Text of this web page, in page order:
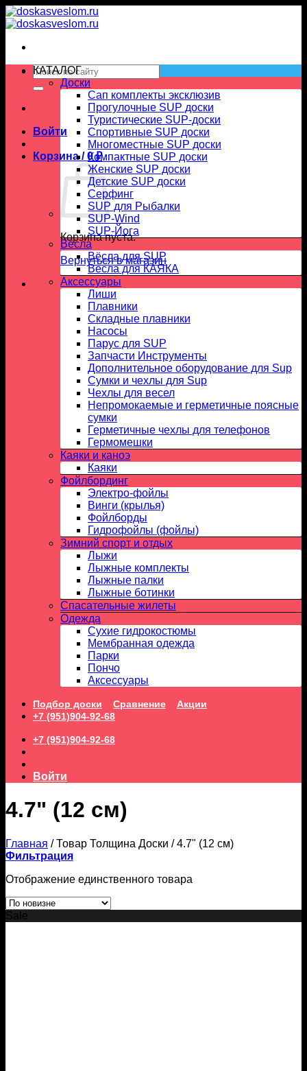
Skip
to
Искать:
Войти
Корзина /0₽
Корзина пуста.
Вернуться в магазин
КАТАЛОГ
Доски
Сап комплекты эксклюзив
Прогулочные SUP доски
Туристические SUP-доски
Спортивные SUP доски
Многоместные SUP доски
Компактные SUP доски
Женские SUP доски
Детские SUP доски
Серфинг
SUP для Рыбалки
SUP-Wind
SUP-Йога
Вёсла
Вёсла для SUP
Весла для КАЯКА
Аксессуары
Лиши
Плавники
Складные плавники
Насосы
Парус для SUP
Запчасти Инструменты
Дополнительное оборудование для Sup
Сумки и чехлы для Sup
Чехлы для весел
Непромокаемые и герметичные поясные
сумки
Герметичные чехлы для телефонов
Гермомешки
Каяки и каноэ
Каяки
Фойлбординг
Электро-фойлы
Винги (крылья)
Фойлборды
Гидрофойлы (фойлы)
Зимний спорт и отдых
Лыжи
Лыжные комплекты
Лыжные палки
Лыжные ботинки
Спасательные жилеты
Одежда
Сухие гидрокостюмы
Мембранная одежда
Парки
Пончо
Аксессуары
Подбор доски Сравнение
Акции
+7 (951)904-92-68
+7 (951)904-92-68
Войти
4.7" (12 см)
Главная /Товар Толщина Доски /4.7" (12 см)
Фильтрация
Отображение единственного товара
Sale